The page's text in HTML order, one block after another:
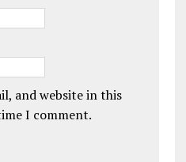
and website in this
I comment.